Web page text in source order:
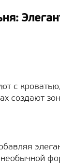
с
создают